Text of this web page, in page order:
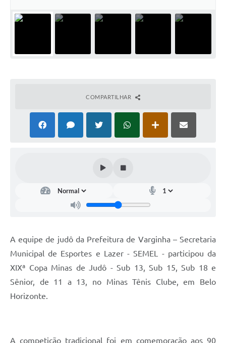
COMPARTILHAR
A equipe de judô da Prefeitura de Varginha – Secretaria
Municipal de Esportes e Lazer - SEMEL - participou da
XIXª Copa Minas de Judô - Sub 13, Sub 15, Sub 18 e
Sênior, de 11 a 13, no Minas Tênis Clube, em Belo
Horizonte.
A competição tradicional foi em comemoração aos 90